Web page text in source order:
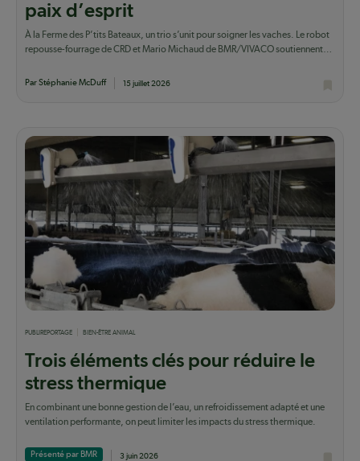
paix d’esprit
À la Ferme des P’tits Bateaux, un trio s’unit pour soigner les vaches. Le robot
repousse-fourrage de CRD et Mario Michaud de BMR/VIVACO soutiennent
Par Stéphanie McDuff 15 juillet 2026
PUBLIREPORTAGE BIEN-ÊTRE ANIMAL
Trois éléments clés pour réduire le
stress thermique
En combinant une bonne gestion de l’eau, un refroidissement adapté et une
ventilation performante, on peut limiter les impacts du stress thermique.
Présenté par BMR 3 juin 2026